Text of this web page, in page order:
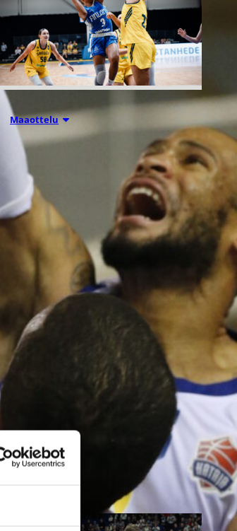
Maaottelu 07.08.2026 21:42
Ruotsi piirun
verran
Susiladiesia
parempi
Tukholmassa
Susiladies päätti Tukholmassa
pelatun kahden ottelun
mittaisen miniturnauksen
tappioon, kun Ruotsi oli parempi
loppulukemin 73-68 (33-47).
Suomi pelaa seuraavan kerran
ensi viikonloppuna Helsingissä.